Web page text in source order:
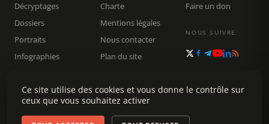
Décryptages
Dossiers
Portraits
Infographies
Rechercher
Charte
Mentions légales
Nous contacter
Plan du site
Faire un don
NOUS SUIVRE
Ce site utilise des cookies et vous donne le contrôle sur
ceux que vous souhaitez activer